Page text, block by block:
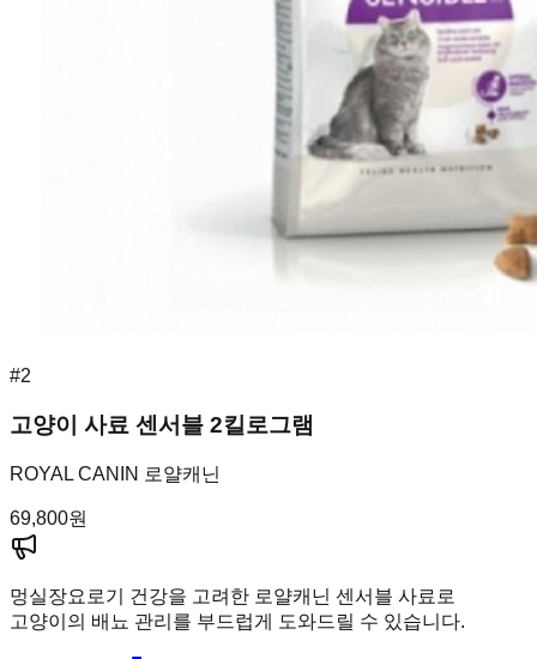
#2
고양이 사료 센서블 2킬로그램
ROYAL CANIN 로얄캐닌
69,800원
멍실장요로기 건강을 고려한 로얄캐닌 센서블 사료로
고양이의 배뇨 관리를 부드럽게 도와드릴 수 있습니다.